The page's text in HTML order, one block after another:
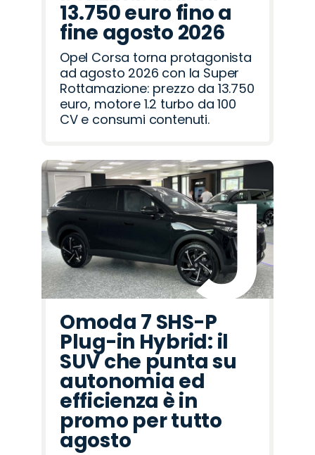
13.750 euro fino a
fine agosto 2026
Opel Corsa torna protagonista
ad agosto 2026 con la Super
Rottamazione: prezzo da 13.750
euro, motore 1.2 turbo da 100
CV e consumi contenuti.
Omoda 7 SHS-P
Plug-in Hybrid: il
SUV che punta su
autonomia ed
efficienza è in
promo per tutto
agosto